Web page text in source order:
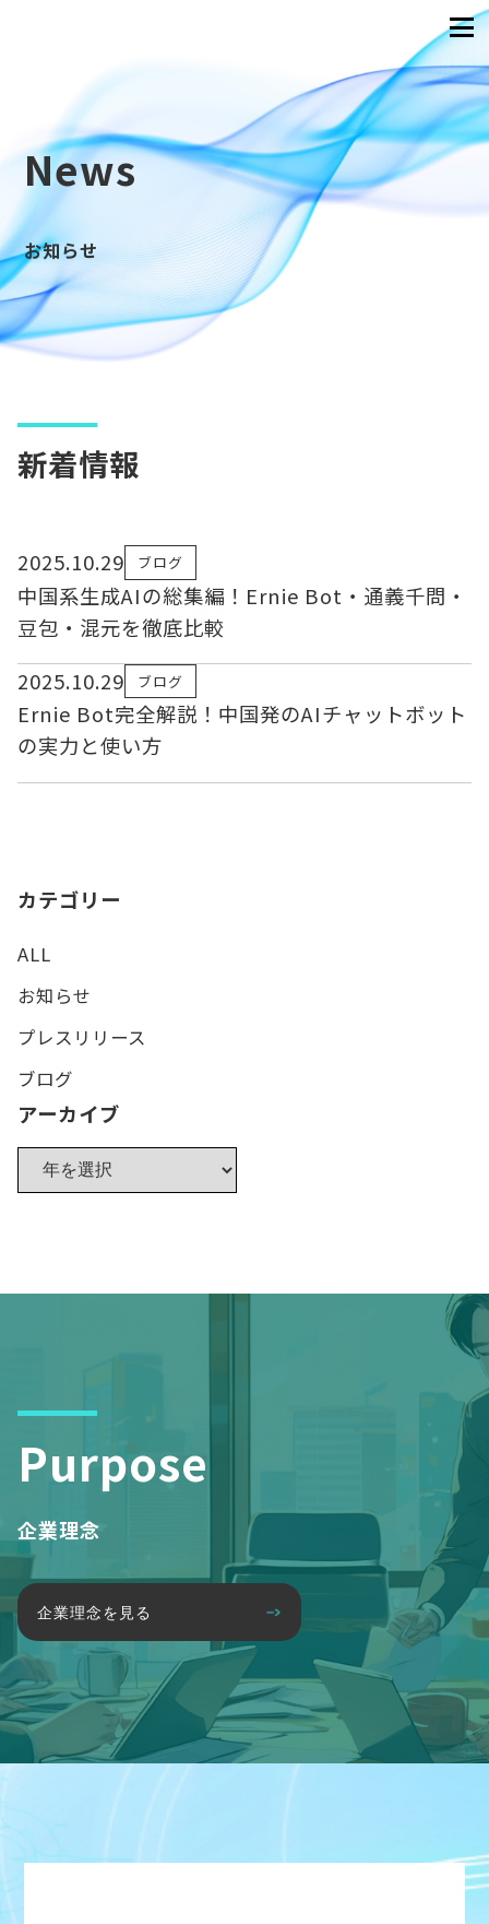
News
お知らせ
新着情報
2025.10.29 ブログ
中国系生成AIの総集編！Ernie Bot・通義千問・
豆包・混元を徹底比較
2025.10.29
ブログ
Ernie Bot完全解説！中国発のAIチャットボット
の実力と使い方
カテゴリー
ALL
お知らせ
プレスリリース
ブログ
アーカイブ
Purpose
企業理念
企業理念を見る